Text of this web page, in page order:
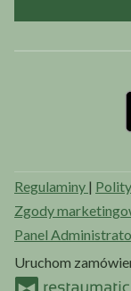
Regulaminy |
Zgody
Panel
Uruchom